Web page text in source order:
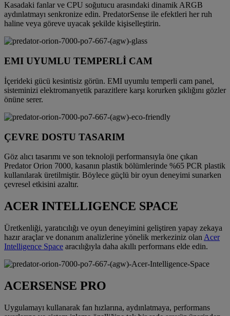
Kasadaki fanlar ve CPU soğutucu arasındaki dinamik ARGB
aydınlatmayı senkronize edin. PredatorSense ile efektleri her ruh
haline veya göreve uyacak şekilde kişiselleştirin.
EMI UYUMLU TEMPERLİ CAM
İçerideki gücü kesintisiz görün. EMI uyumlu temperli cam panel,
sisteminizi elektromanyetik parazitlere karşı korurken şıklığını gözler
önüne serer.
ÇEVRE DOSTU TASARIM
Göz alıcı tasarımı ve son teknoloji performansıyla öne çıkan
Predator Orion 7000, kasanın plastik bölümlerinde %65 PCR plastik
kullanılarak üretilmiştir. Böylece güçlü bir oyun deneyimi sunarken
çevresel etkisini azaltır.
ACER INTELLIGENCE SPACE
Üretkenliği, yaratıcılığı ve oyun deneyimini geliştiren yapay zekaya
hazır araçlar ve donanım analizlerine yönelik merkeziniz olan Acer
Intelligence Space aracılığıyla daha akıllı performans elde edin.
ACERSENSE PRO
Uygulamayı kullanarak fan hızlarına, aydınlatmaya, performans